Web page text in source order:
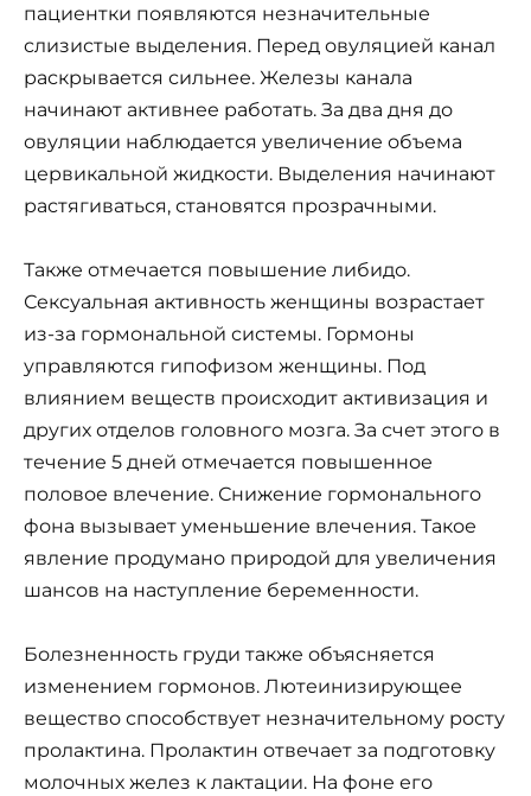
пациентки появляются незначительные
слизистые выделения. Перед овуляцией канал
раскрывается сильнее. Железы канала
начинают активнее работать. За два дня до
овуляции наблюдается увеличение объема
цервикальной жидкости. Выделения начинают
растягиваться, становятся прозрачными.
Также отмечается повышение либидо.
Сексуальная активность женщины возрастает
из-за гормональной системы. Гормоны
управляются гипофизом женщины. Под
влиянием веществ происходит активизация и
других отделов головного мозга. За счет этого в
течение 5 дней отмечается повышенное
половое влечение. Снижение гормонального
фона вызывает уменьшение влечения. Такое
явление продумано природой для увеличения
шансов на наступление беременности.
Болезненность груди также объясняется
изменением гормонов. Лютеинизирующее
вещество способствует незначительному росту
пролактина. Пролактин отвечает за подготовку
молочных желез к лактации. На фоне его